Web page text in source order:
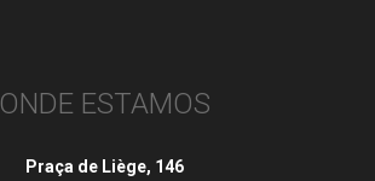
ONDE ESTAMOS
Praça de Liège, 146